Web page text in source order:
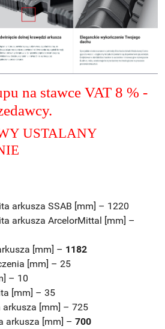
na stawce VAT 8 % -
USTALANY
arkusza SSAB [mm] – 1220
arkusza ArcelorMittal [mm] –
[mm] – 1182
[mm] – 25
– 10
[mm] – 35
arkusza [mm] – 725
arkusza [mm] – 700